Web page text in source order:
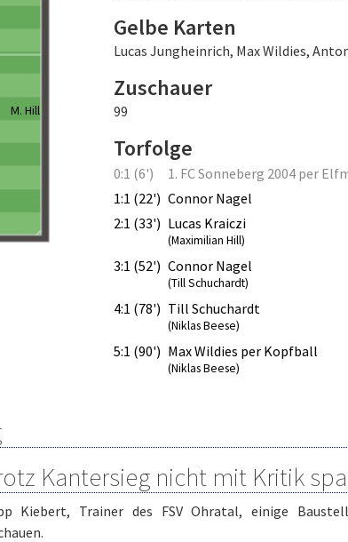
M. Hill
Gelbe Karten
Lucas Jungheinrich, Max Wildies,
Zuschauer
99
Torfolge
0:1 (6')
1. FC Sonneberg 2004 per
1:1 (22') Connor Nagel
2:1 (33') Lucas Kraiczi
(Maximilian Hill)
3:1 (52') Connor Nagel
(Till Schuchardt)
4:1 (78') Till Schuchardt
(Niklas Beese)
5:1 (90') Max Wildies per Kopfball
(Niklas Beese)
Kantersieg nicht mit Kritik
Kiebert, Trainer des FSV Ohratal, einige